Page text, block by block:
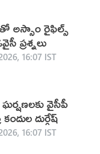
అస్సాం రైఫిల్స్
ప్రశ్నలు
16:07 IST
వైసీపీ
దుర్గేష్
16:07 IST